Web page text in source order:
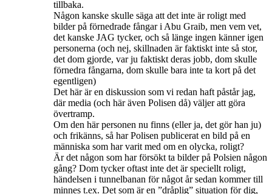
tillbaka.
Någon kanske skulle säga att det inte är roligt med
bilder på förnedrade fångar i Abu Graib, men vem vet,
det kanske JAG tycker, och så länge ingen känner igen
personerna (och nej, skillnaden är faktiskt inte så stor,
det dom gjorde, var ju faktiskt deras jobb, dom skulle
förnedra fångarna, dom skulle bara inte ta kort på det
egentligen)
Det här är en diskussion som vi redan haft påstår jag,
där media (och här även Polisen då) väljer att göra
övertramp.
Om den här personen nu finns (eller ja, det gör han ju)
och frikänns, så har Polisen publicerat en bild på en
människa som har varit med om en olycka, roligt?
Är det någon som har försökt ta bilder på Polsien någon
gång? Dom tycker oftast inte det är speciellt roligt,
händelsen i tunnelbanan för något år sedan kommer till
minnes t.ex. Det som är en ”dråplig” situation för dig,